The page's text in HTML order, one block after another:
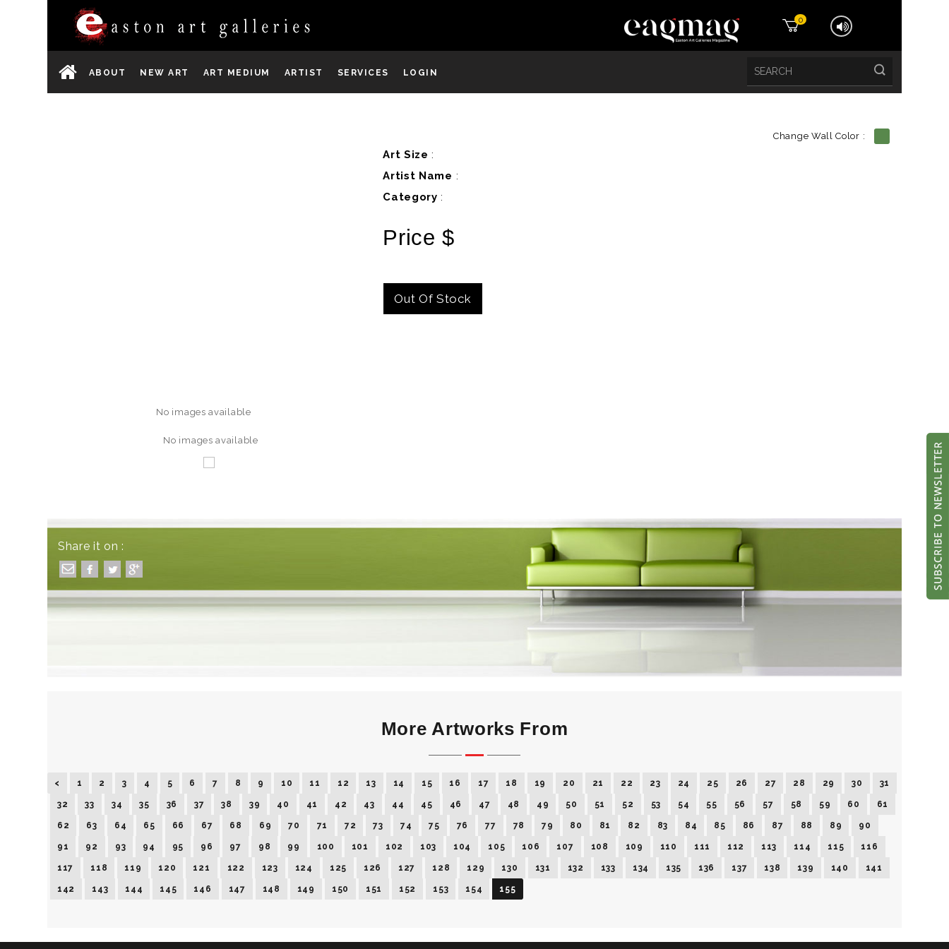
0
ABOUT NEW ART ART MEDIUM ARTIST SERVICES LOGIN
No images available
No images available
Change Wall Color :
Art Size :
Artist Name :
Category :
Price $
Out Of Stock
Share it on :
More Artworks From
< 1 2 3 4 5 6 7 8 9 10 11 12 13 14 15 16 17 18 19 20 21 22 23 24 25 26 27 28 29 30 31
32 33 34 35 36 37 38 39 40 41 42 43 44 45 46 47 48 49 50 51 52 53 54 55 56 57 58 59 60 61
62 63 64 65 66 67 68 69 70 71 72 73 74 75 76 77 78 79 80 81 82 83 84 85 86 87 88 89 90
91 92 93 94 95 96 97 98 99 100 101 102 103 104 105 106 107 108 109 110 111 112 113 114 115 116
117 118 119 120 121 122 123 124 125 126 127 128 129 130 131 132 133 134 135 136 137 138 139 140 141
142 143 144 145 146 147 148 149 150 151 152 153 154 155